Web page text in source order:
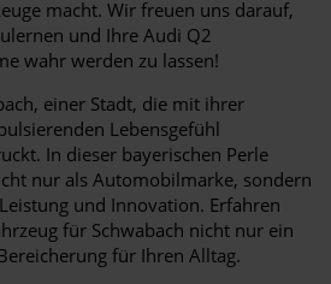
macht. Wir freuen uns darauf,
und Ihre Audi Q2
wahr werden zu lassen!
einer Stadt, die mit ihrer
Lebensgefühl
In dieser bayerischen Perle
nur als Automobilmarke, sondern
und Innovation. Erfahren
für Schwabach nicht nur ein
für Ihren Alltag.